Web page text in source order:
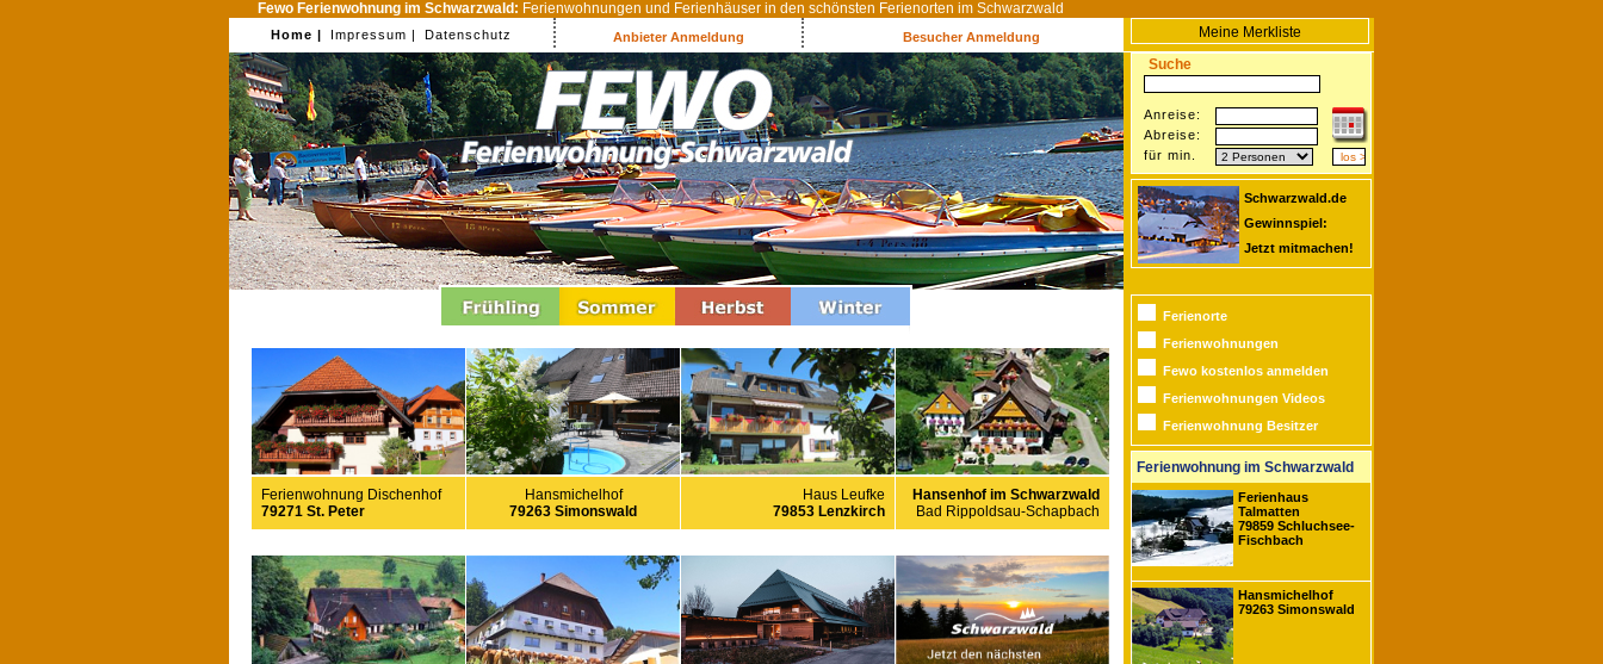
Fewo Ferienwohnung im Schwarzwald: Ferienwohnungen und Ferienhäuser in den schönsten Ferienorten im Schwarzwald
Home | Impressum | Datenschutz Anbieter Anmeldung Besucher Anmeldung
Meine Merkliste
Suche
Anreise:
Abreise:
für min.
Schwarzwald.de
Gewinnspiel:
Jetzt mitmachen!
Ferienwohnung Dischenhof
79271 St. Peter
Hansmichelhof
79263 Simonswald
Haus Leufke
79853 Lenzkirch
Hansenhof im Schwarzwald
Bad Rippoldsau-Schapbach
Ferienorte
Ferienwohnungen
Fewo kostenlos anmelden
Ferienwohnungen Videos
Ferienwohnung Besitzer
Ferienwohnung im Schwarzwald
Ferienhaus
Talmatten
79859 Schluchsee-
Fischbach
Hansmichelhof
79263 Simonswald